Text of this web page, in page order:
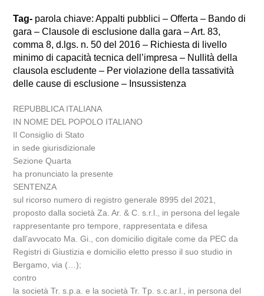
Tag- parola chiave: Appalti pubblici – Offerta – Bando di
gara – Clausole di esclusione dalla gara – Art. 83,
comma 8, d.lgs. n. 50 del 2016 – Richiesta di livello
minimo di capacità tecnica dell’impresa – Nullità della
clausola escludente – Per violazione della tassatività
delle cause di esclusione – Insussistenza
REPUBBLICA ITALIANA
IN NOME DEL POPOLO ITALIANO
Il Consiglio di Stato
in sede giurisdizionale
Sezione Quarta
ha pronunciato la presente
SENTENZA
sul ricorso numero di registro generale 8995 del 2021,
proposto dalla società Za. Ar. & C. s.r.l., in persona del legale
rappresentante pro tempore, rappresentata e difesa
dall’avvocato Ma. Gi., con domicilio digitale come da PEC da
Registri di Giustizia e domicilio eletto presso il suo studio in
Bergamo, via (…);
contro
la società Tr. s.p.a. e la società Tr. Tp. s.c.ar.l., in persona del